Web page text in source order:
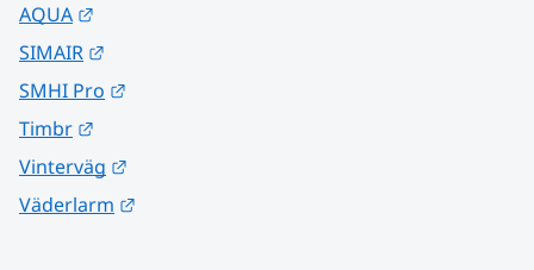
AQUA
SIMAIR
SMHI Pro
Timbr
Vinterväg
Väderlarm